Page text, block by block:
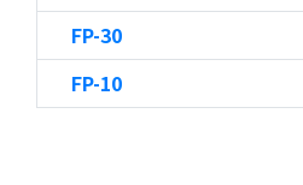
FP-30
FP-10